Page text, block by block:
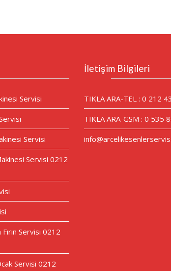
Servisi
Servisi
Servisi 0212
Servisi 0212
Servisi 0212
İletişim Bilgileri
TIKLA ARA-TEL : 0 212
TIKLA ARA-GSM : 0 535